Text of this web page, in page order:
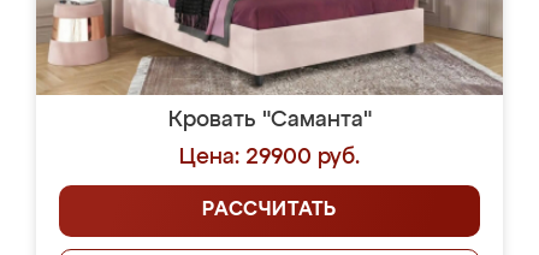
Кровать "Саманта"
Цена: 29900 руб.
РАССЧИТАТЬ